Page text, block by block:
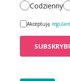
Codzienny
Akceptuję